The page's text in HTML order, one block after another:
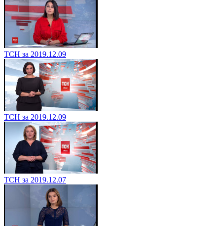
ТСН за 2019.12.09
ТСН за 2019.12.09
ТСН за 2019.12.07